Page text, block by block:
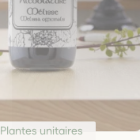
Plantes unitaires